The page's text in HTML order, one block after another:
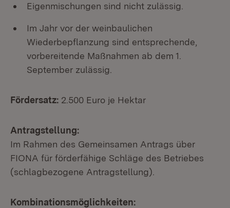
Eigenmischungen sind nicht zulässig.
Im Jahr vor der weinbaulichen
Wiederbepflanzung sind entsprechende,
vorbereitende Maßnahmen ab dem 1.
September zulässig.
Fördersatz: 2.500 Euro je Hektar
Antragstellung:
Im Rahmen des Gemeinsamen Antrags über
FIONA für förderfähige Schläge des Betriebes
(schlagbezogene Antragstellung).
Kombinationsmöglichkeiten: